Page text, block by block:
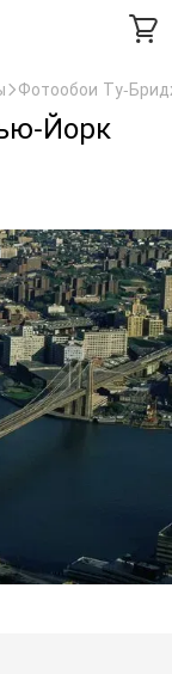
Фотообои Ту-
Йорк